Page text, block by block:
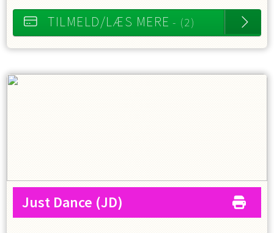
TILMELD/LÆS MERE - (2)
Just Dance (JD)